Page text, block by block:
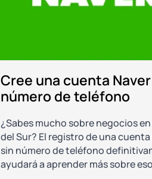
Cree una cuenta
número de teléfono
¿Sabes mucho sobre negocios
del Sur? El registro de una cuenta
sin número de teléfono
ayudará a aprender más sobre